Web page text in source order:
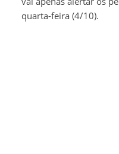
quarta-feira (4/10).